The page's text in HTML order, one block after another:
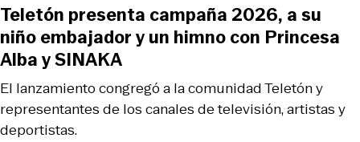
El lanzamiento congregó a la comunidad Teletón y
representantes de los canales de televisión, artistas y
deportistas.
Teletón presenta campaña 2026, a su
niño embajador y un himno con Princesa
Alba y SINAKA